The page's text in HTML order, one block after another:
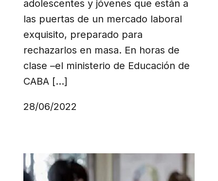
adolescentes y jóvenes que están a
las puertas de un mercado laboral
exquisito, preparado para
rechazarlos en masa. En horas de
clase –el ministerio de Educación de
CABA […]
28/06/2022